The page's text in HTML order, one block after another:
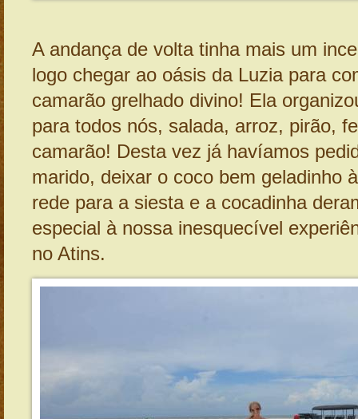
A andança de volta tinha mais um
logo chegar ao oásis da Luzia para
camarão grelhado divino! Ela
para todos nós, salada, arroz, pirão,
camarão! Desta vez já havíamos
marido, deixar o coco bem geladinho
rede para a siestae a cocadinha
especial à nossa inesquecível
no Atins.